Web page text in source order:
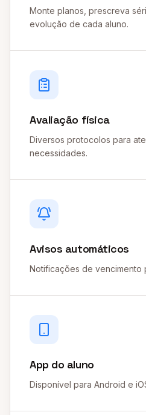
Monte planos, prescreva
evolução de cada aluno.
Avaliação física
Diversos protocolos para
necessidades.
Avisos automáticos
Notificações de vencimento
App do aluno
Disponível para Android e